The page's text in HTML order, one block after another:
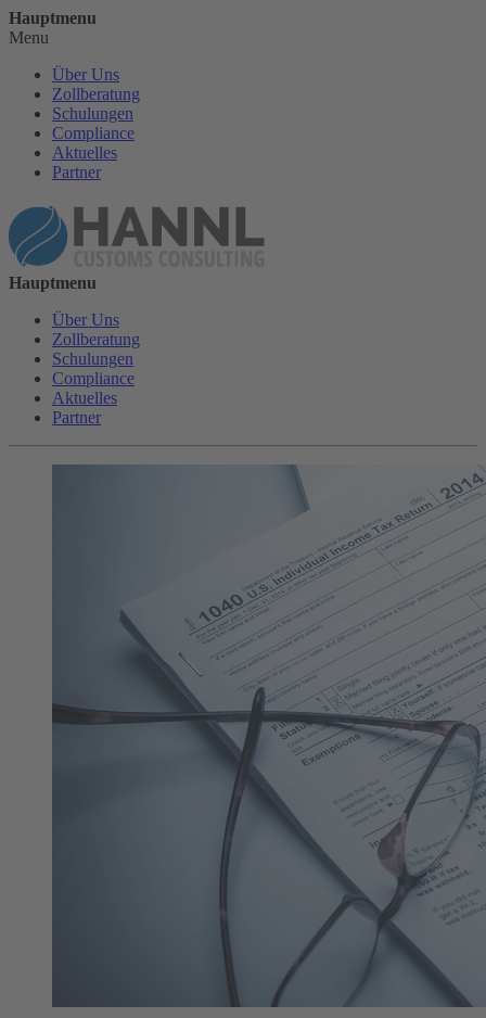
Hauptmenu
Menu
Über Uns
Zollberatung
Schulungen
Compliance
Aktuelles
Partner
Hauptmenu
Über Uns
Zollberatung
Schulungen
Compliance
Aktuelles
Partner